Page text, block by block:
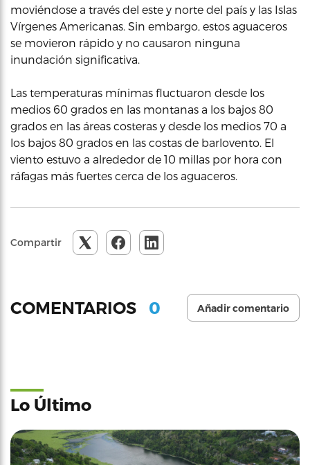
moviéndose a través del este y norte del país y las Islas
Vírgenes Americanas. Sin embargo, estos aguaceros
se movieron rápido y no causaron ninguna
inundación significativa.
Las temperaturas mínimas fluctuaron desde los
medios 60 grados en las montanas a los bajos 80
grados en las áreas costeras y desde los medios 70 a
los bajos 80 grados en las costas de barlovento. El
viento estuvo a alrededor de 10 millas por hora con
ráfagas más fuertes cerca de los aguaceros.
Compartir
COMENTARIOS 0 Añadir comentario
Lo Último